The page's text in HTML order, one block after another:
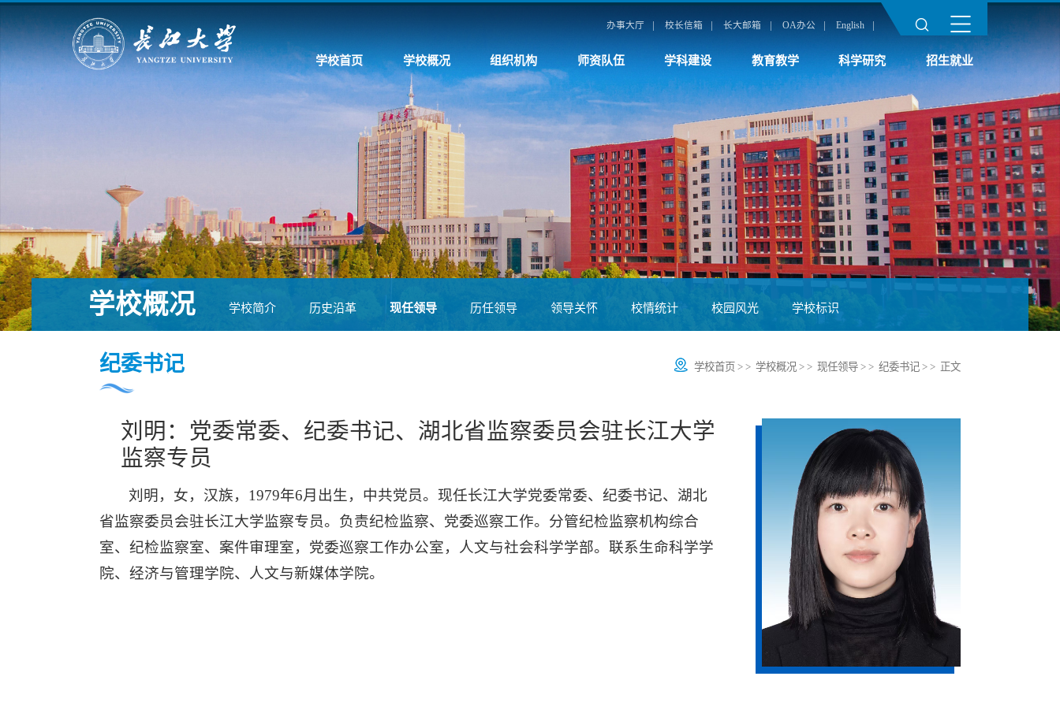
办事大厅 | 校长信箱 | 长大邮箱 | OA办公 | English |
一周安排 办事大厅 信息公开 校友总会 教育发展基金会 图书与档案馆 校外访问 招标采购 期刊中心 科发院 继教学院 新闻网
学校首页 学校概况 组织机构 师资队伍 学科建设 教育教学 科学研究 招生就业
学校概况 学校简介 历史沿革 现任领导 历任领导 领导关怀 校情统计 校园风光 学校标识
纪委书记 学校首页 > > 学校概况 > > 现任领导 > > 纪委书记 > > 正文
刘明：党委常委、纪委书记、湖北省监察委员会驻长江大学
监察专员
刘明，女，汉族，1979年6月出生，中共党员。现任长江大学党委常委、纪委书记、湖北
省监察委员会驻长江大学监察专员。负责纪检监察、党委巡察工作。分管纪检监察机构综合
室、纪检监察室、案件审理室，党委巡察工作办公室，人文与社会科学学部。联系生命科学学
院、经济与管理学院、人文与新媒体学院。